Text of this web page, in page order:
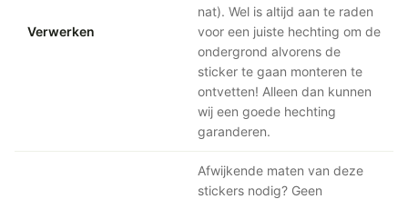
Verwerken
nat). Wel is altijd aan te raden
voor een juiste hechting om de
ondergrond alvorens de
sticker te gaan monteren te
ontvetten! Alleen dan kunnen
wij een goede hechting
garanderen.
Afwijkende maten van deze
stickers nodig? Geen